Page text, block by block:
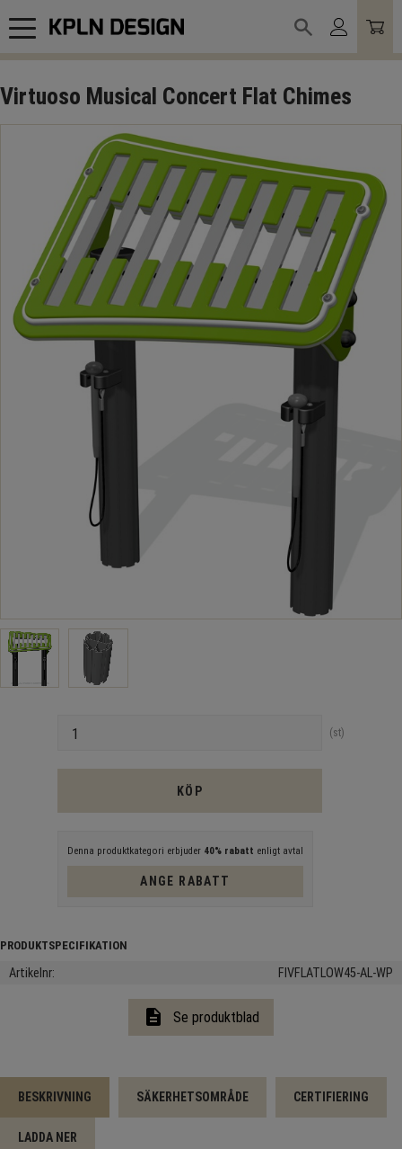
Meny
Virtuoso Musical Concert Flat Chimes
st
KÖP
Denna produktkategori erbjuder 40% rabatt enligt avtal
ANGE RABATT
Artikelnr FIVFLATLOW45-AL-WP
description Se produktblad
BESKRIVNING SÄKERHETSOMRÅDE CERTIFIERING
LADDA NER